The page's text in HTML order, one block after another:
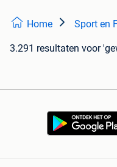
Home Sport en
3.291 resultaten voor